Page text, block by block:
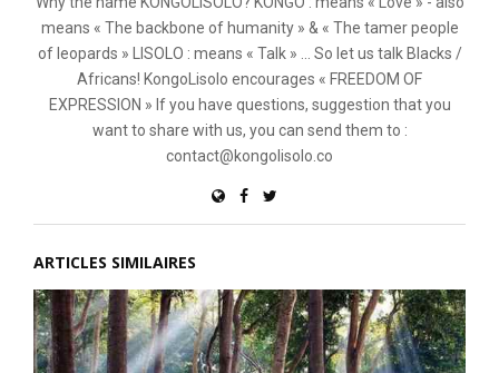
means « The backbone of humanity » & « The tamer people
of leopards » LISOLO : means « Talk » ... So let us talk Blacks /
Africans! KongoLisolo encourages « FREEDOM OF
EXPRESSION » If you have questions, suggestion that you
want to share with us, you can send them to :
contact@kongolisolo.co
ARTICLES SIMILAIRES